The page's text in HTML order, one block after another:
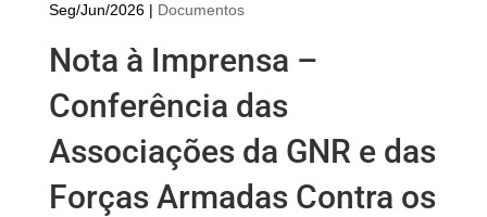
Seg/Jun/2026| Documentos
Nota à Imprensa –
Conferência das
Associações da GNR e das
Forças Armadas Contra os